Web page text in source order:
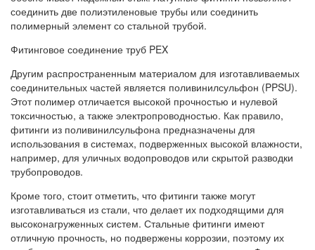
соединить две полиэтиленовые трубы или соединить
полимерный элемент со стальной трубой.
Фитинговое соединение труб PEX
Другим распространенным материалом для изготавливаемых
соединительных частей является поливинилсульфон (PPSU).
Этот полимер отличается высокой прочностью и нулевой
токсичностью, а также электропроводностью. Как правило,
фитинги из поливинилсульфона предназначены для
использования в системах, подверженных высокой влажности,
например, для уличных водопроводов или скрытой разводки
трубопроводов.
Кроме того, стоит отметить, что фитинги также могут
изготавливаться из стали, что делает их подходящими для
высоконагруженных систем. Стальные фитинги имеют
отличную прочность, но подвержены коррозии, поэтому их